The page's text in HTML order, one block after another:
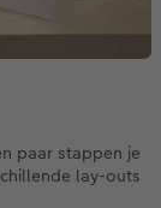
paar stappen je
lay-outs